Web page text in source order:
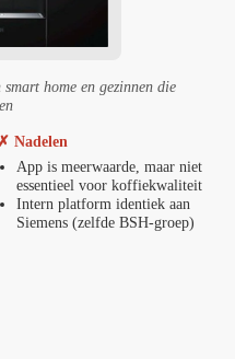
home en gezinnen die
Nadelen
App is meerwaarde, maar niet
essentieel voor koffiekwaliteit
Intern platform identiek aan
Siemens (zelfde BSH-groep)